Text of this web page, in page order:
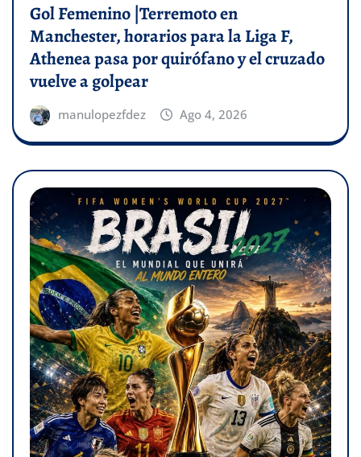
Gol Femenino |Terremoto en
Manchester, horarios para la Liga F,
Athenea pasa por quirófano y el cruzado
vuelve a golpear
manulopezfdez Ago 4, 2026